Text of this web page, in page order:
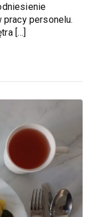
personelu.
[…]